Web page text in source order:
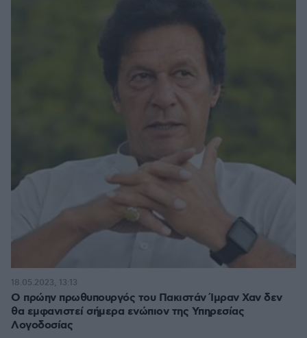
Ο πρώην πρωθυπουργός του Πακιστάν Ίμραν Χαν δεν
θα εμφανιστεί σήμερα ενώπιον της Υπηρεσίας
Λογοδοσίας
18.05.2023, 13:13